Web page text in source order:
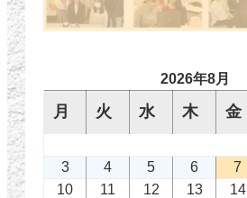
2026年8月
月 火 水 木 金
3
4 5 6 7
10
11 12 13 14